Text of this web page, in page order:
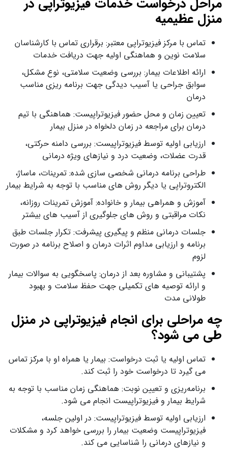
منزل عظیمیه
تماس با مرکز فیزیوتراپی معتبر: برقراری تماس با کارشناسان
سلامت نوین و هماهنگی اولیه جهت دریافت خدمات
ارائه اطلاعات بیمار: بررسی وضعیت سلامتی، نوع مشکل،
سوابق جراحی یا آسیب‌ دیدگی جهت برنامه‌ ریزی مناسب
درمان
تعیین زمان و محل حضور فیزیوتراپیست: هماهنگی با تیم
درمان برای مراجعه در زمان دلخواه در منزل بیمار
ارزیابی اولیه توسط فیزیوتراپیست: بررسی دامنه حرکتی،
قدرت عضلات، وضعیت درد و نیازهای ویژه درمانی
طراحی برنامه درمانی شخصی‌ سازی‌ شده: تمرینات، ماساژ،
الکتروتراپی یا دیگر روش‌ های مناسب با توجه به شرایط بیمار
آموزش و همراهی بیمار و خانواده: آموزش تمرینات روزانه،
نکات مراقبتی و روش‌ های جلوگیری از آسیب‌ های بیشتر
جلسات درمانی منظم و پیگیری پیشرفت: تکرار جلسات طبق
برنامه و ارزیابی مداوم اثرات درمان و اصلاح برنامه در صورت
لزوم
پشتیبانی و مشاوره بعد از درمان: پاسخگویی به سوالات بیمار
و ارائه توصیه‌ های تکمیلی جهت حفظ سلامت و بهبود
طولانی‌ مدت
چه مراحلی برای انجام فیزیوتراپی در منزل
طی می‌ شود؟
تماس اولیه یا ثبت درخواست: بیمار یا همراه او با مرکز تماس
می گیرد تا درخواست خود را ثبت کند.
برنامه‌ریزی و تعیین نوبت: هماهنگی زمان مناسب با توجه به
شرایط بیمار و فیزیوتراپیست انجام می‌ شود.
ارزیابی اولیه توسط فیزیوتراپیست: در اولین جلسه،
فیزیوتراپیست وضعیت بیمار را بررسی خواهد کرد و مشکلات
و نیازهای درمانی را شناسایی می‌ کند.